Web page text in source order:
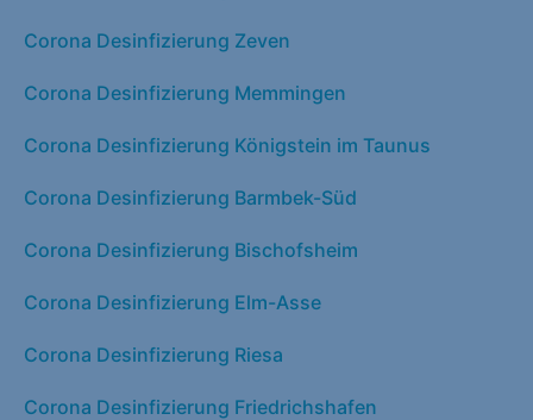
Corona Desinfizierung Zeven
Corona Desinfizierung Memmingen
Corona Desinfizierung Königstein im Taunus
Corona Desinfizierung Barmbek-Süd
Corona Desinfizierung Bischofsheim
Corona Desinfizierung Elm-Asse
Corona Desinfizierung Riesa
Corona Desinfizierung Friedrichshafen